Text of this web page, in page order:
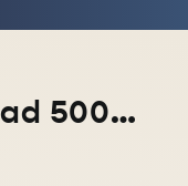
Dowozimy do ponad 5000 miejscowości w całym kraju!